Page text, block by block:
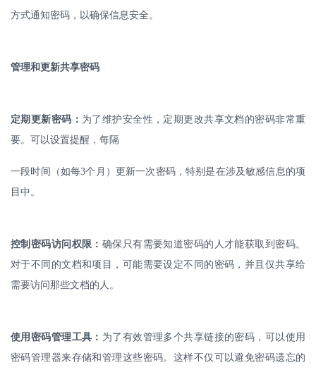
方式通知密码，以确保信息安全。
管理和更新共享密码
定期更新密码： 为了维护安全性，定期更改共享文档的密码非常重
要。可以设置提醒，每隔
一段时间（如每3个月）更新一次密码，特别是在涉及敏感信息的项
目中。
控制密码访问权限： 确保只有需要知道密码的人才能获取到密码。
对于不同的文档和项目，可能需要设定不同的密码，并且仅共享给
需要访问那些文档的人。
使用密码管理工具： 为了有效管理多个共享链接的密码，可以使用
密码管理器来存储和管理这些密码。这样不仅可以避免密码遗忘的